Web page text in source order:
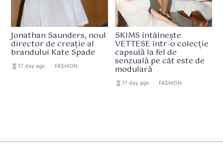
Jonathan Saunders, noul
director de creație al
brandului Kate Spade
hourglass_full17 day ago FASHION
SKIMS întâlnește
VETTESE într-o colecție
capsulă la fel de
senzuală pe cât este de
modulară
hourglass_full 17 day ago FASHION